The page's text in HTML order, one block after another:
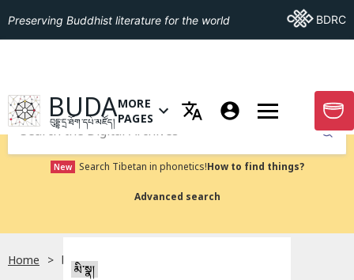
Preserving Buddhist literature for the world Go ToBDRC
GO TO HOMEPAGE
BUDA
བུདྡྷ་དྲ་ཐོག་དཔེ་མཛོད།
OPEN MENU OF MORE PAGES
MORE
PAGES
GO
Submit
New Search Tibetan in phonetics!How to find things?
Advanced search
Home bdr:P10529
མི་སྣ།